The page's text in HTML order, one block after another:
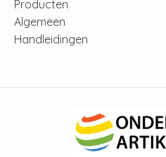
Producten
Algemeen
Handleidingen